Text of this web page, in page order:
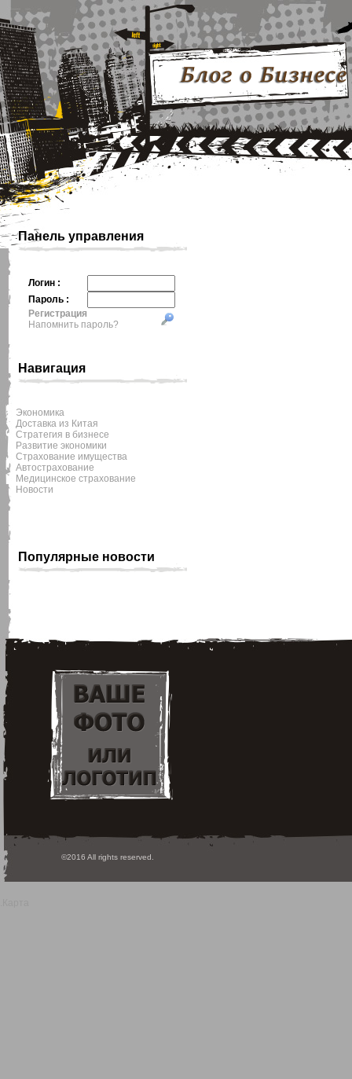
Панель управления
Логин :
Пароль :
Регистрация
Напомнить пароль?
Навигация
Экономика
Доставка из Китая
Стратегия в бизнесе
Развитие экономики
Страхование имущества
Автострахование
Медицинское страхование
Новости
Популярные новости
©2016 All rights reserved.